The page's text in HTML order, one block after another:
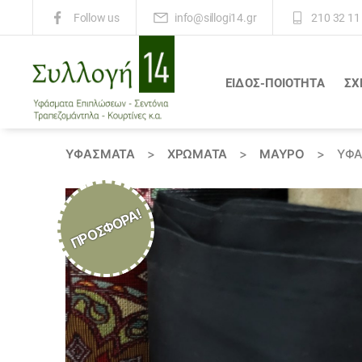
Follow us info@sillogi14.gr 210 32 11
ΕΙΔΟΣ-ΠΟΙΟΤΗΤΑ
ΥΦΆΣΜΑΤΑ > ΧΡΏΜΑΤΑ > ΜΑΥΡΟ >
ΠΡΟΣΦΟΡΆ!